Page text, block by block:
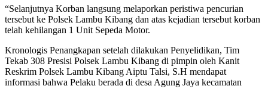
“Selanjutnya Korban langsung melaporkan peristiwa pencurian
tersebut ke Polsek Lambu Kibang dan atas kejadian tersebut korban
telah kehilangan 1 Unit Sepeda Motor.
Kronologis Penangkapan setelah dilakukan Penyelidikan, Tim
Tekab 308 Presisi Polsek Lambu Kibang di pimpin oleh Kanit
Reskrim Polsek Lambu Kibang Aiptu Talsi, S.H mendapat
informasi bahwa Pelaku berada di desa Agung Jaya kecamatan